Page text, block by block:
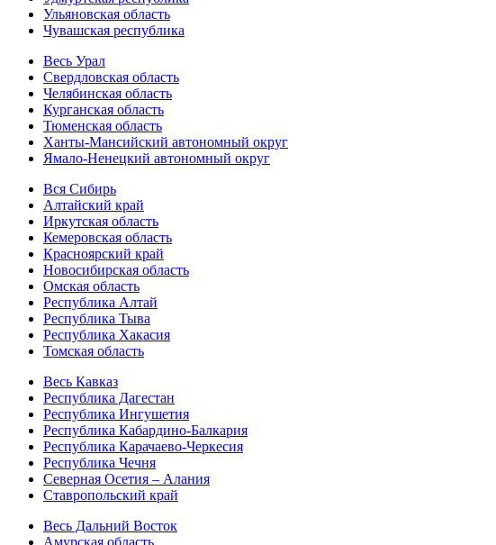
Ульяновская область
Чувашская республика
Весь Урал
Свердловская область
Челябинская область
Курганская область
Тюменская область
Ханты-Мансийский автономный округ
Ямало-Ненецкий автономный округ
Вся Сибирь
Алтайский край
Иркутская область
Кемеровская область
Красноярский край
Новосибирская область
Омская область
Республика Алтай
Республика Тыва
Республика Хакасия
Томская область
Весь Кавказ
Республика Дагестан
Республика Ингушетия
Республика Кабардино-Балкария
Республика Карачаево-Черкесия
Республика Чечня
Северная Осетия – Алания
Ставропольский край
Весь Дальний Восток
Амурская область